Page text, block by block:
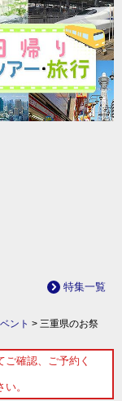
特集一覧
ント > 三重県のお祭
確認、ご予約く
。